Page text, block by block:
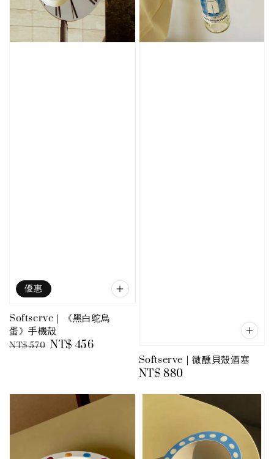
優惠
Softserve｜《黑白鴕鳥
蛋》手機殼
Regular
NT$ 570 Sale
NT$ 456
Softserve｜微醺貝殼酒塞
Regular
NT$ 880